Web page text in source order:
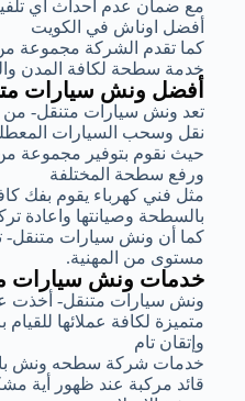
مع ضمان عدم احداث أي
أفضل اوناش في الكويت
كما تقدم الشركة مجموعة من
خدمة سطحة لكافة المدن
أفضل ونش سيارات
تعد ونش سيارات متنقل-
نقل وسحب السيارات
حيث نقوم بتوفير مجموعة
ورفع سطحة المختلفة
مثل فني كهرباء يقوم بفك
بالسطحة وصيانتها واعادة
كما أن ونش سيارات متنقل-
مستوى من المهنية.
خدمات ونش سيارات
ونش سيارات متنقل- أخذت
متميزة لكافة عملائها
وإتقان تام
خدمات شركة سطحه ونش
قائد مركبة عند ظهور أية